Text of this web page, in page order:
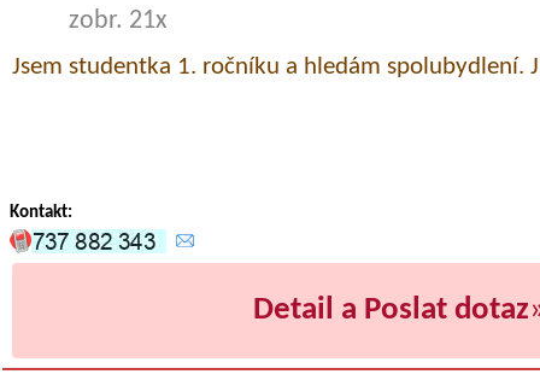
zobr. 21x
Jsem studentka 1. ročníku a hledám spolubydlení.
Kontakt:
Detail a Poslat dotaz